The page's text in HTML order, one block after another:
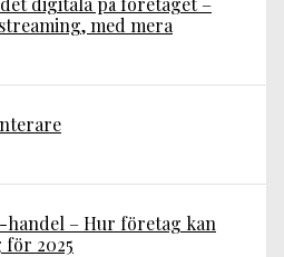
med mera
handel – Hur företag kan
2025